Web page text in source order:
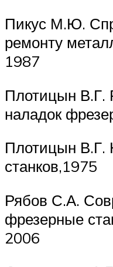
Пикус М.Ю.
ремонту
1987
Плотицын В.Г.
наладок
Плотицын В.Г.
станков,1975
Рябов С.А.
фрезерные
2006